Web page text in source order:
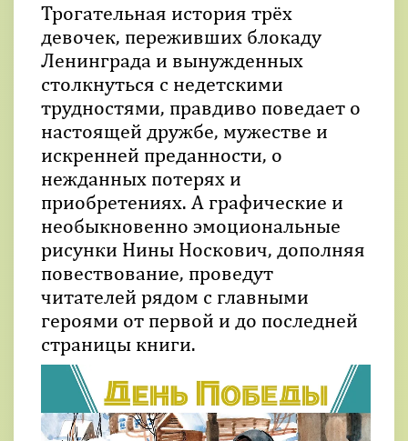
Трогательная история трёх
девочек, переживших блокаду
Ленинграда и вынужденных
столкнуться с недетскими
трудностями, правдиво поведает о
настоящей дружбе, мужестве и
искренней преданности, о
нежданных потерях и
приобретениях. А графические и
необыкновенно эмоциональные
рисунки Нины Носкович, дополняя
повествование, проведут
читателей рядом с главными
героями от первой и до последней
страницы книги.